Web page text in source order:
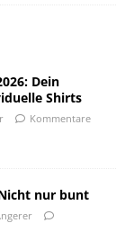
Dein
Shirts
Kommentare
nur bunt